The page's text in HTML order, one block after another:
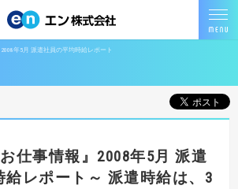
2008年5月 派遣社員の平均時給レポート
仕事情報』 2008年5月 派遣
レポート ～ 派遣時給は、3